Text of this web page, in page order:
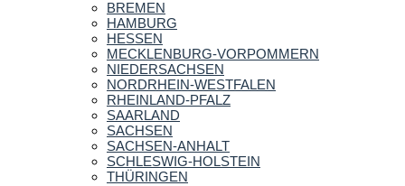
BREMEN
HAMBURG
HESSEN
MECKLENBURG-VORPOMMERN
NIEDERSACHSEN
NORDRHEIN-WESTFALEN
RHEINLAND-PFALZ
SAARLAND
SACHSEN
SACHSEN-ANHALT
SCHLESWIG-HOLSTEIN
THÜRINGEN